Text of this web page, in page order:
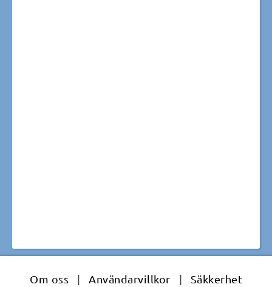
Om oss | Användarvillkor | Säkkerhet